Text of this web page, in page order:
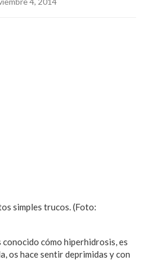
simples trucos. (Foto:
conocido cómo hiperhidrosis, es
os hace sentir deprimidas y con